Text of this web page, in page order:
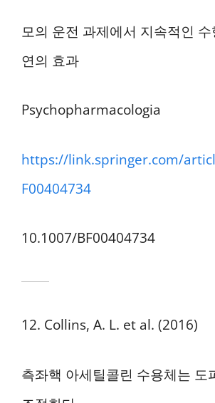
모의 운전 과제에서 지속적인
연의 효과
Psychopharmacologia
https://link.springer.com/
F00404734
10.1007/BF00404734
12. Collins, A. L. et al. (2016)
측좌핵 아세틸콜린 수용체는 도